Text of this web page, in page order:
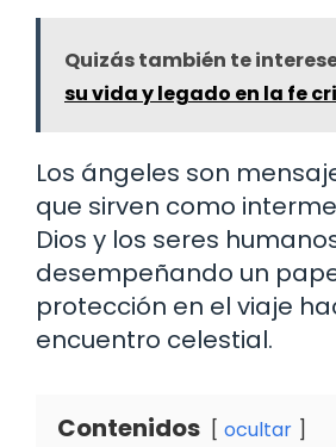
Quizás también te
su vida y legado en la fe
Los ángeles son
que sirven como
Dios y los seres
desempeñando un
protección en el viaje
encuentro celestial.
Contenidos ocultar